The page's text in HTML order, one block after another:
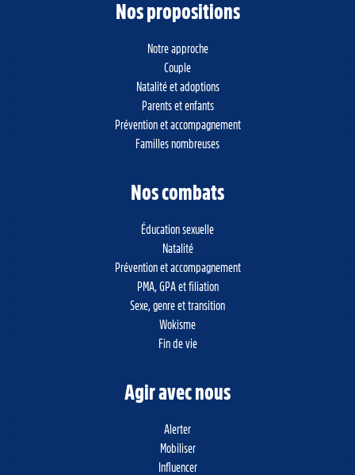
Nos propositions
Notre approche
Couple
Natalité et adoptions
Parents et enfants
Prévention et accompagnement
Familles nombreuses
Nos combats
Éducation sexuelle
Natalité
Prévention et accompagnement
PMA, GPA et filiation
Sexe, genre et transition
Wokisme
Fin de vie
Agir avec nous
Alerter
Mobiliser
Influencer